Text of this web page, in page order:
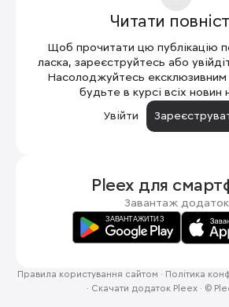
Читати
Щоб прочитати цю публікацію
ласка, зареєструйтесь або
Насолоджуйтесь ексклюзивним
будьте в курсі всіх новин
Увійти
Pleex для
Завантаж додаток
Правила користування сайтом · Політика
· Скачати додаток Pleex · ©